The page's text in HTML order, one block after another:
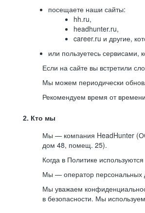
посещаете наши сайты:
hh.ru,
headhunter.ru,
career.ru и другие,
или пользуетесь сервисами,
Если на сайте вы встретили
Мы можем периодически
Рекомендуем время от
2. Кто мы
Мы — компания HeadHunter
дом 48, помещ. 25).
Когда в Политике
Мы — оператор персональных
Мы уважаем
в безопасности. Мы